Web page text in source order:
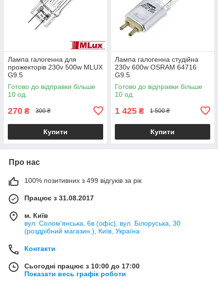
Лампа галогенна для
прожекторів 230v 500w MLUX
G9.5
Готово до відправки більше
10 од.
270 ₴ 300 ₴
Купити
Лампа галогенна студійна
230v 600w OSRAM 64716
G9.5
Готово до відправки більше
10 од.
1 425 ₴ 1 500 ₴
Купити
Про нас
100% позитивних з 499 відгуків за рік
Працює з 31.08.2017
м. Київ
вул. Солом'янська, 6в (офіс), вул. Білоруська, 30
(роздрібний магазин ), Київ, Україна
Контакти
Сьогодні працює з 10:00 до 17:00
Показати весь графік роботи